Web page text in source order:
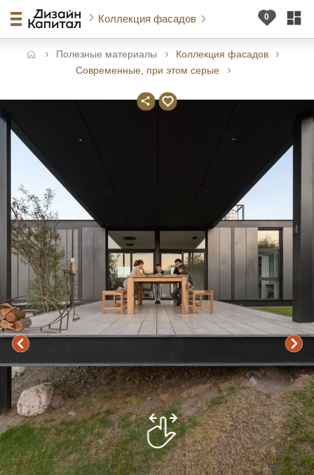
Коллекция фасадов
Полезные материалы
Коллекция фасадов
Современные, при этом серые